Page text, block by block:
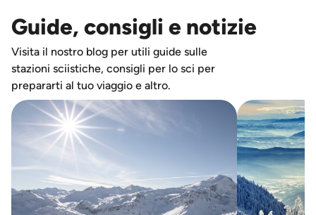
Guide, consigli e notizie
Visita il nostro blog per utili guide sulle
stazioni sciistiche, consigli per lo sci per
prepararti al tuo viaggio e altro.